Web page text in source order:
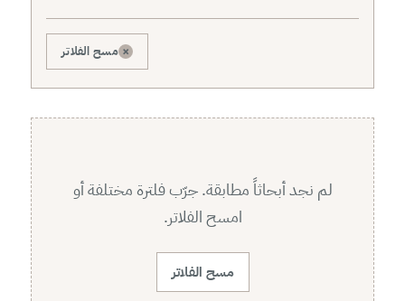
× مسح الفلاتر
لم نجد أبحاثاً مطابقة. جرّب فلترة مختلفة أو
امسح الفلاتر.
مسح الفلاتر